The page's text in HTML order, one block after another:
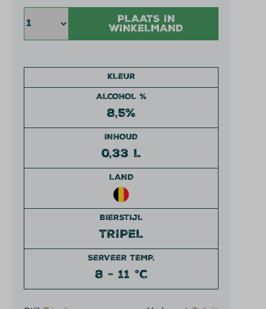
KLEUR
ALCOHOL %
8,5%
INHOUD
0,33 L
LAND
BIERSTIJL
TRIPEL
SERVEER TEMP.
8 - 11 °C
PLAATS IN
WINKELMAND